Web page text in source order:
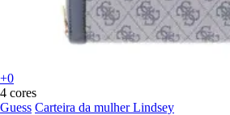
+0
4 cores
Guess Carteira da mulher Lindsey